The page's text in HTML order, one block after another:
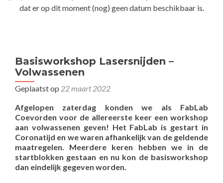
dat er op dit moment (nog) geen datum beschikbaar is.
Basisworkshop Lasersnijden –
Volwassenen
Geplaatst op 22 maart 2022
Afgelopen zaterdag konden we als FabLab
Coevorden voor de allereerste keer een workshop
aan volwassenen geven! Het FabLab is gestart in
Coronatijd en we waren afhankelijk van de geldende
maatregelen. Meerdere keren hebben we in de
startblokken gestaan en nu kon de basisworkshop
dan eindelijk gegeven worden.